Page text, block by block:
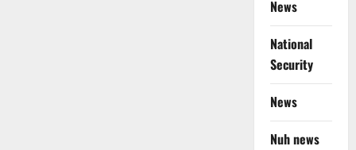
News
National
Security
News
Nuh news